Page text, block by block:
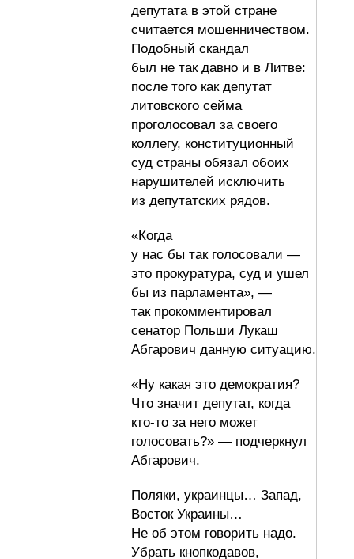
депутата в этой стране
считается мошенничеством.
Подобный скандал
был не так давно и в Литве:
после того как депутат
литовского сейма
проголосовал за своего
коллегу, конституционный
суд страны обязал обоих
нарушителей исключить
из депутатских рядов.
«Когда
у нас бы так голосовали —
это прокуратура, суд и ушел
бы из парламента», —
так прокомментировал
сенатор Польши Лукаш
Абгарович данную ситуацию.
«Ну какая это демократия?
Что значит депутат, когда
кто-то за него может
голосовать?» — подчеркнул
Абгарович.
Поляки, украинцы… Запад,
Восток Украины…
Не об этом говорить надо.
Убрать кнопкодавов,